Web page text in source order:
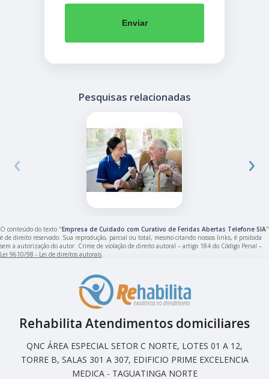
Enviar
Pesquisas relacionadas
‹ ›
O conteúdo do texto "Empresa de Cuidado com Curativo de Feridas Abertas Telefone SIA"
é de direito reservado. Sua reprodução, parcial ou total, mesmo citando nossos links, é proibida
sem a autorização do autor. Crime de violação de direito autoral – artigo 184 do Código Penal –
Lei 9610/98 - Lei de direitos autorais
Rehabilita Atendimentos domiciliares
QNC ÁREA ESPECIAL SETOR C NORTE, LOTES 01 A 12,
TORRE B, SALAS 301 A 307, EDIFICIO PRIME EXCELENCIA
MEDICA - TAGUATINGA NORTE